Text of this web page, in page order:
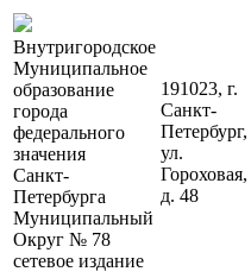
Внутригородское
Муниципальное
образование
города
федерального
значения
Санкт-
Петербурга
Муниципальный
Округ № 78
сетевое издание
191023, г.
Санкт-
Петербург,
ул.
Гороховая,
д. 48